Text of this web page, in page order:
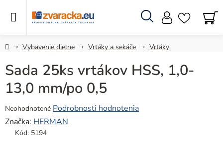
Hľadať
DomovVybavenie dielne Vrtáky a sekáče Vrtáky
Sada 25ks vrtákov HSS, 1,0-
13,0 mm/po 0,5
Priemerné
hodnotenie
produktu
Neohodnotené Podrobnosti hodnotenia
Značka: HERMAN
Kód: 5194